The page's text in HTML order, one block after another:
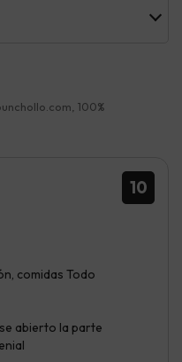
100%
10
comidas Todo
abierto la parte